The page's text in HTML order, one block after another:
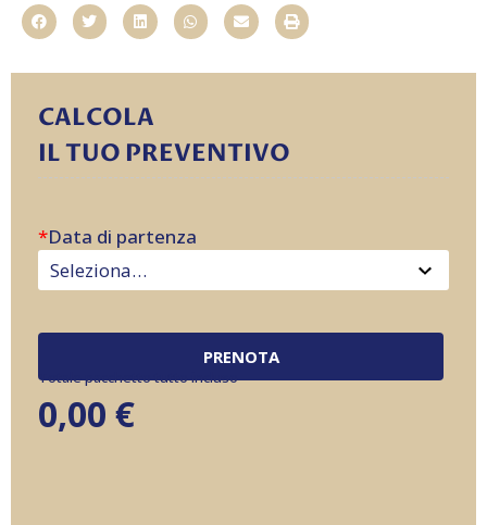
CALCOLA
IL TUO PREVENTIVO
*Data di partenza
PRENOTA
Totale pacchetto tutto incluso
0,00 €